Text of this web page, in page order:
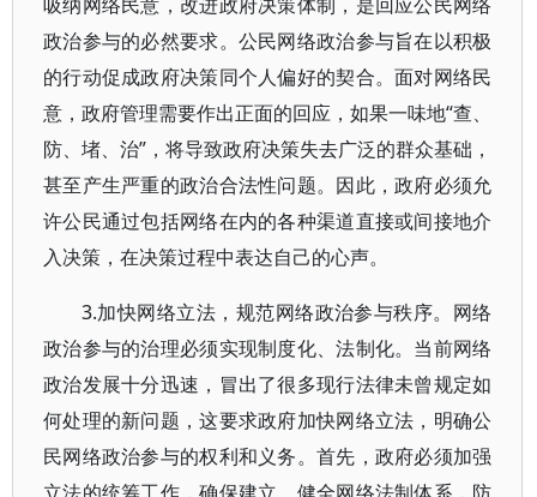
政治参与的必然要求。公民网络政治参与旨在以积极
的行动促成政府决策同个人偏好的契合。面对网络民
意，政府管理需要作出正面的回应，如果一味地“查、
防、堵、治”，将导致政府决策失去广泛的群众基础，
甚至产生严重的政治合法性问题。因此，政府必须允
许公民通过包括网络在内的各种渠道直接或间接地介
入决策，在决策过程中表达自己的心声。
3.加快网络立法，规范网络政治参与秩序。网络
政治参与的治理必须实现制度化、法制化。当前网络
政治发展十分迅速，冒出了很多现行法律未曾规定如
何处理的新问题，这要求政府加快网络立法，明确公
民网络政治参与的权利和义务。首先，政府必须加强